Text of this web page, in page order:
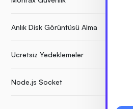
Anlık Disk Görüntüsü Alma
Ücretsiz Yedeklemeler
Node.js Socket